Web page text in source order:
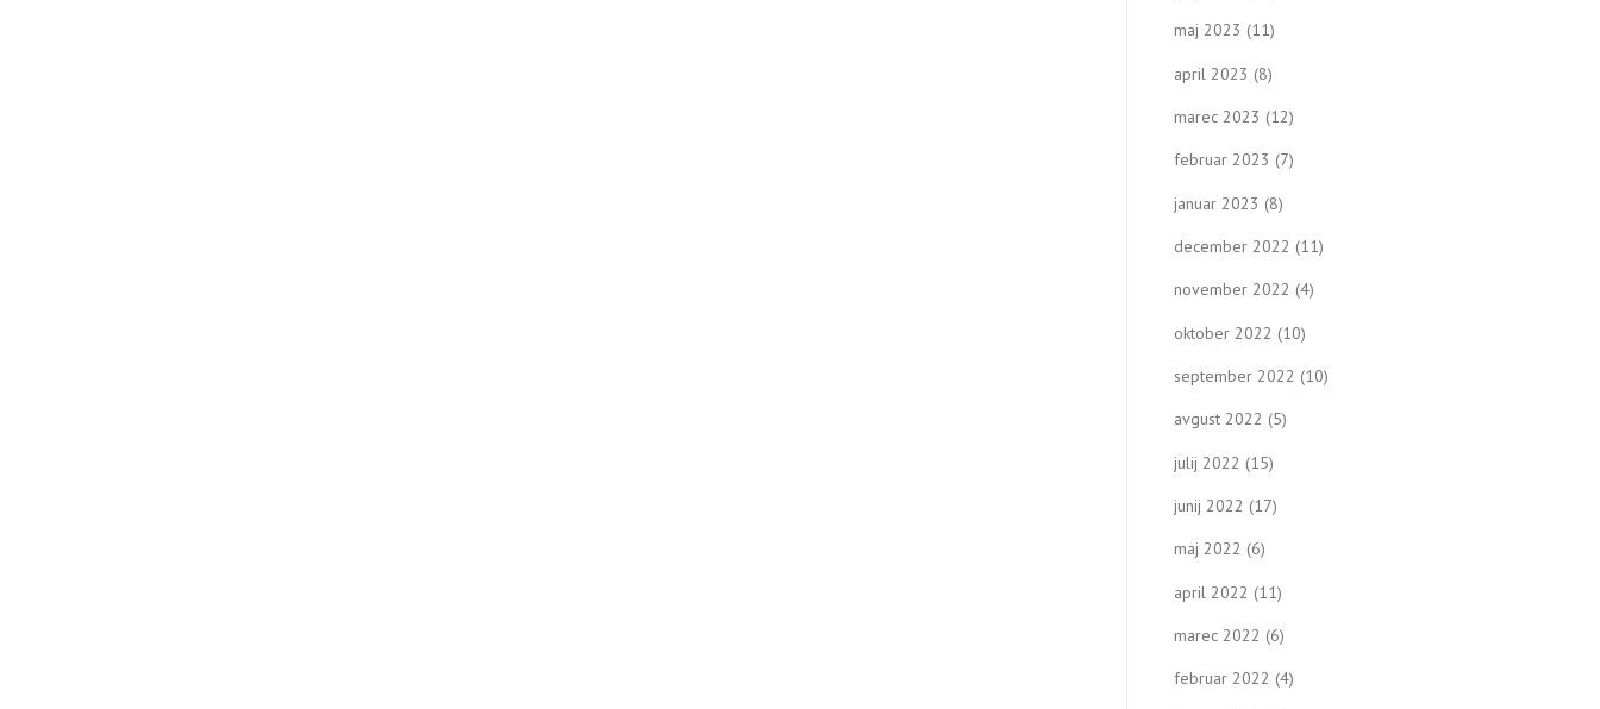
maj 2023 (11)
april 2023 (8)
marec 2023 (12)
februar 2023 (7)
januar 2023 (8)
december 2022 (11)
november 2022 (4)
oktober 2022 (10)
september 2022 (10)
avgust 2022 (5)
julij 2022 (15)
junij 2022 (17)
maj 2022 (6)
april 2022 (11)
marec 2022 (6)
februar 2022 (4)